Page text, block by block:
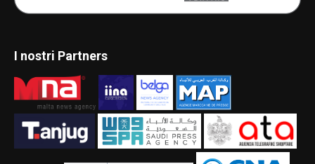
I nostri Partners